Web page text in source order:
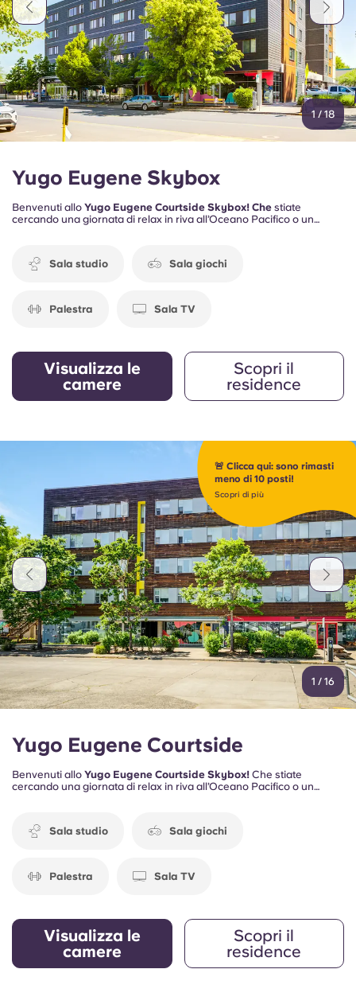
1 / 18
Yugo Eugene Skybox
Benvenuti allo Yugo Eugene Courtside Skybox! Che stiate
cercando una giornata di relax in riva all’Oceano Pacifico o un
dell’oceano — il tutto a portata di mano.
Sala studio Sala giochi
Palestra Sala TV
Visualizza le
camere
Scopri il
residence
🚨 Clicca qui: sono rimasti
meno di 10 posti!
Scopri di più
1 / 16
Yugo Eugene Courtside
Benvenuti allo Yugo Eugene Courtside Skybox! Che stiate
cercando una giornata di relax in riva all’Oceano Pacifico o un
dell’oceano — il tutto a portata di mano.
Sala studio Sala giochi
Palestra Sala TV
Visualizza le
camere
Scopri il
residence